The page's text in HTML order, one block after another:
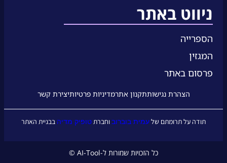
ניווט באתר
הספרייה
המגזין
פרסום באתר
הצהרת נגישותתקנון אתרמדיניות פרטיותיצירת קשר
תודה על תרומתם שלעמית בוברובוחברתטופיק מדיה בבניית האתר
כל הזכויות שמורות ל-AI-Tool ©